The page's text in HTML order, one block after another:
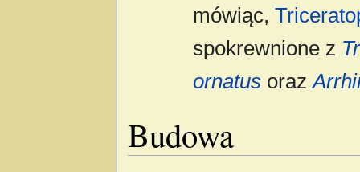
mówiąc,
spokrewnione z
ornatus oraz
Budowa